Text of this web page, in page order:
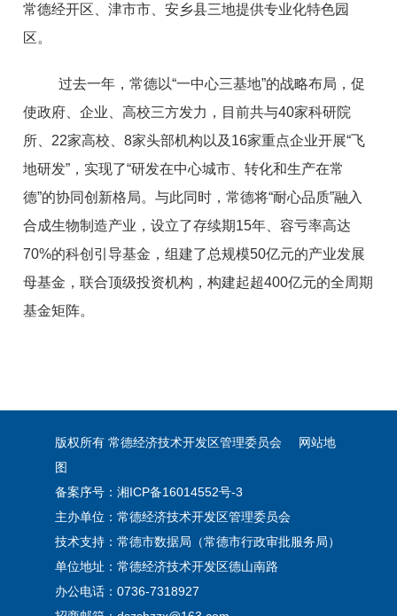
常德经开区、津市市、安乡县三地提供专业化特色园
区。
过去一年，常德以“一中心三基地”的战略布局，促
使政府、企业、高校三方发力，目前共与40家科研院
所、22家高校、8家头部机构以及16家重点企业开展“飞
地研发”，实现了“研发在中心城市、转化和生产在常
德”的协同创新格局。与此同时，常德将“耐心品质”融入
合成生物制造产业，设立了存续期15年、容亏率高达
70%的科创引导基金，组建了总规模50亿元的产业发展
母基金，联合顶级投资机构，构建起超400亿元的全周期
基金矩阵。
版权所有 常德经济技术开发区管理委员会
网站地
图
备案序号： 湘ICP备16014552号-3
主办单位：常德经济技术开发区管理委员会
技术支持：常德市数据局（常德市行政审批服务局）
单位地址：常德经济技术开发区德山南路
办公电话：0736-7318927